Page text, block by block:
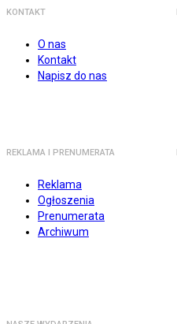
KONTAKT
O nas
Kontakt
Napisz do nas
REKLAMA I PRENUMERATA
Reklama
Ogłoszenia
Prenumerata
Archiwum